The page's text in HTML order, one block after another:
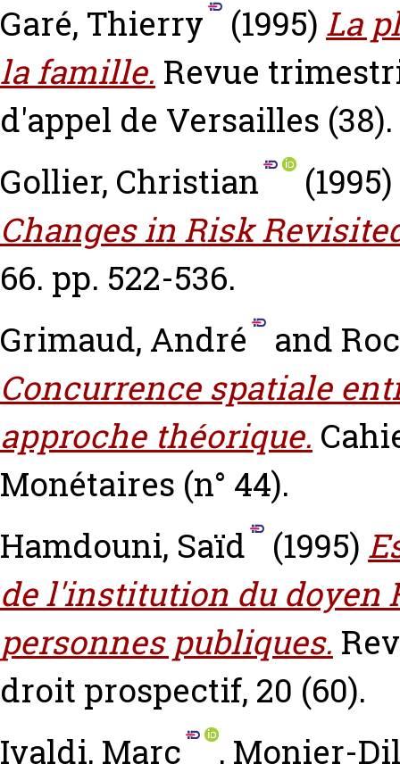
Garé, Thierry
(1995) La
la famille. Revue
d'appel de Versailles
Gollier, Christian
(1995)
Changes in Risk
66. pp. 522-536.
Grimaud, André
and
Concurrence spatiale
approche théorique.
Monétaires (n° 44).
Hamdouni, Saïd
(1995)
de l'institution du doyen
personnes publiques.
droit prospectif, 20 (60).
Ivaldi, Marc
, Monier-